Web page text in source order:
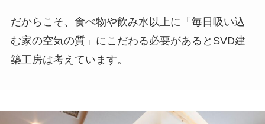
だからこそ、食べ物や飲み水以上に「毎日吸い込
む家の空気の質」にこだわる必要があるとSVD建
築工房は考えています。